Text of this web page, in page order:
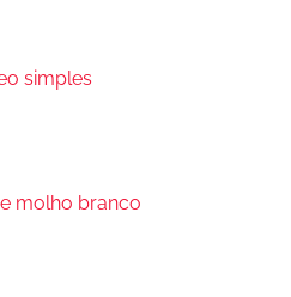
simples
molho branco